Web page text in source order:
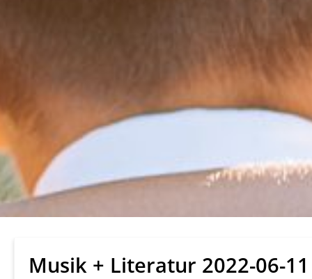
Musik + Literatur 2022-06-11